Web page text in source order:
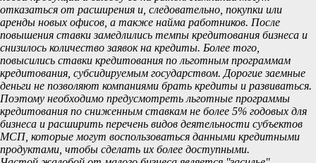
отказаться от расширения и, следовательно, покупки или
аренды новых офисов, а также найма работников. После
повышения ставки замедлились темпы кредитования бизнеса и
снизилось количество заявок на кредиты. Более того,
повысились ставки кредитования по льготным программам
кредитования, субсидируемым государством. Дорогие заемные
деньги не позволяют компаниями брать кредиты и развиваться.
Поэтому необходимо предусмотреть льготные программы
кредитования по сниженным ставкам не более 5% годовых для
бизнеса и расширить перечень видов деятельности субъектов
МСП, которые могут воспользоваться данными кредитными
продуктами, чтобы сделать их более доступными.